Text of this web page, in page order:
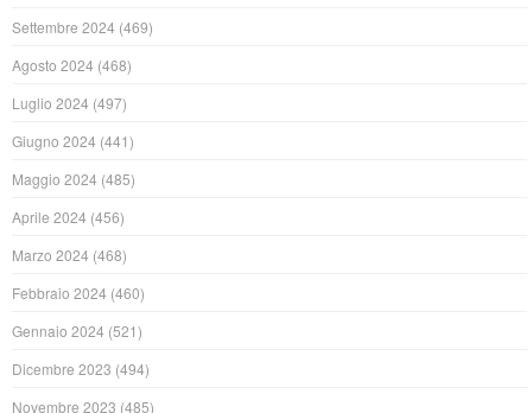
Settembre 2024 (469)
Agosto 2024 (468)
Luglio 2024 (497)
Giugno 2024 (441)
Maggio 2024 (485)
Aprile 2024 (456)
Marzo 2024 (468)
Febbraio 2024 (460)
Gennaio 2024 (521)
Dicembre 2023 (494)
Novembre 2023 (485)